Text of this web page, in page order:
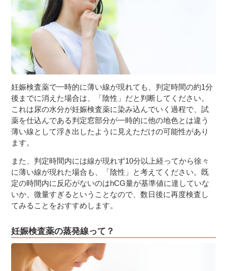
妊娠検査薬で一時的に薄い線が現れても、判定時間の約1分
後までに消えた場合は、「陰性」だと判断してください。
これは尿の水分が妊娠検査薬に染み込んでいく過程で、試
薬を仕込んである判定窓部分が一時的に他の地色とは違う
薄い線として浮き出したように見えただけの可能性があり
ます。
また、判定時間内には線が現れず10分以上経ってから徐々
に薄い線が現れた場合も、「陰性」と考えてください。既
定の時間内に反応がないのはhCG量が基準値に達していな
いか、微量すぎるということなので、数日後に再度検査し
てみることをおすすめします。
妊娠検査薬の蒸発線って？